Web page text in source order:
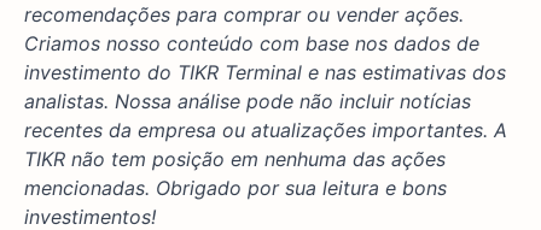
recomendações para comprar ou vender ações.
Criamos nosso conteúdo com base nos dados de
investimento do TIKR Terminal e nas estimativas dos
analistas. Nossa análise pode não incluir notícias
recentes da empresa ou atualizações importantes. A
TIKR não tem posição em nenhuma das ações
mencionadas. Obrigado por sua leitura e bons
investimentos!